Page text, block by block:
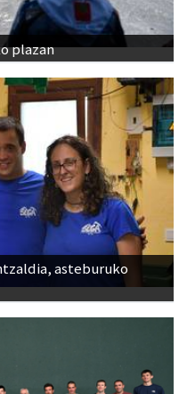
plazan
asteburuko